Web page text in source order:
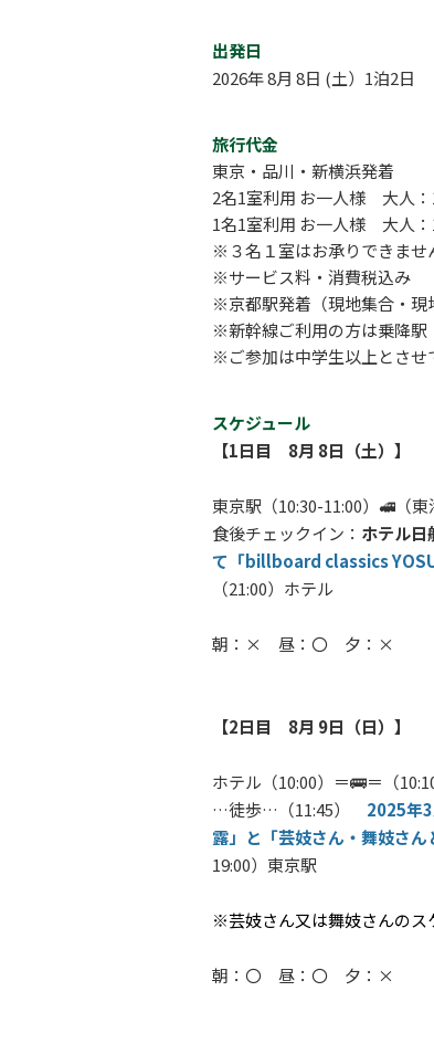
出発日
2026年 8月 8日 (土）1泊2日
旅行代金
東京・品川・新横浜発着
2名1室利用 お一人様 大人
1名1室利用 お一人様 大人：
※３名１室はお承りできませ
※サービス料・消費税込み
※京都駅発着（現地集合・現
※新幹線ご利用の方は乗降駅
※ご参加は中学生以上とさせ
スケジュール
【1日目 8月 8日（土）】
東京駅（10:30-11:00）🚅（
食後チェックイン： ホテル日
て「billboard classics
（21:00）ホテル
朝：× 昼：〇 夕：×
【2日目 8月 9日（日）】
ホテル（10:00）＝🚌＝（
…徒歩…（11:45） 2025年
露」と「芸妓さん・舞妓さん
19:00）東京駅
※芸妓さん又は舞妓さんのス
朝：〇 昼：〇 夕：×